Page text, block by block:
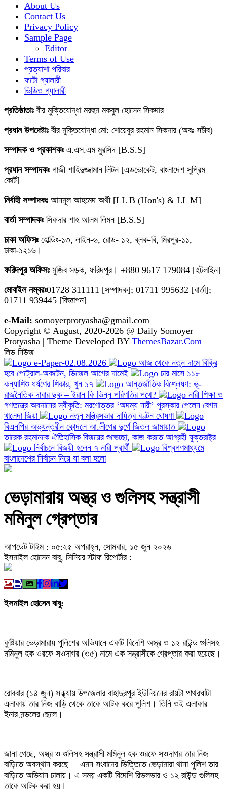
About Us
Contact Us
Privacy Policy
Sample Page
Editor
Terms of Use
প্রত্যাশা পরিবার
ফটো গ্যালারী
ভিডিও গ্যালারী
প্রতিষ্ঠাতাঃ বীর মুক্তিযোদ্ধা মরহুম মকবুল হোসেন সিকদার
প্রধান উপদেষ্টাঃ বীর মুক্তিযোদ্ধা মো: শোয়েবুর রহমান সিকদার (অবঃ সচীব)
সম্পাদক ও প্রকাশকঃ এ.এস.এম মুরসিদ [B.S.S]
প্রধান সম্পাদকঃ গাজী শাহিদুজ্জামান লিটন [এডভোকেট, বাংলাদেশ সুপ্রিম
কোর্ট]
নির্বাহী সম্পাদকঃ আনমূল আহমেদ অর্থী [LL B (Hon's) & LL M]
বার্তা সম্পাদকঃ সিকদার শাহ আলম লিমন [B.S.S]
ঢাকা অফিসঃ হোল্ডিং-১৩, লাইন-৬, রোড- ১২, ব্লক-বি, মিরপুর-১১,
ঢাকা-১২১৬।
ফরিদপুর অফিসঃ মুজিব সড়ক, ফরিদপুর। +880 9617 179084 [হটলাইন]
মোবাইল নম্বরঃ01728 311111 [সম্পাদক]; 01711 995632 [বার্তা];
01711 939445 [বিজ্ঞাপন]
e-Mail: somoyerprotyasha@gmail.com
Copyright © August, 2020-2026 @ Daily Somoyer
Protyasha | Theme Developed BY ThemesBazar.Com
লিড নিউজ
e-Paper-02.08.2026
আজ থেকে নতুন দামে বিক্রি
হবে পেট্রোল-অকটেন, ডিজেল আগের দামেই
চার মাসে ১১৮
কন্যাশিশু ধর্ষণের শিকার, খুন ১৭
আন্তর্জাতিক বিশ্লেষণ: ভূ-
রাজনৈতিক দাবার ছক – ইরান কি ভিন্ন পরিণতির পথে?
নারী শিক্ষা ও
গণতন্ত্রে অবদানের স্বীকৃতি: মরণোত্তর ‘অদম্য নারী’ পুরস্কার পেলেন বেগম
খালেদা জিয়া
নতুন মন্ত্রিসভার দায়িত্ব বণ্টন ঘোষণা
বিএনপির অভ্যন্তরীন কোন্দলে আ.লীগের দুর্গে জিতল জামায়াত
তারেক রহমানকে ঐতিহাসিক বিজয়ের শুভেচ্ছা, কাজ করতে আগ্রহী যুক্তরাষ্ট্র
নির্বাচনে বিজয়ী হলেন ৭ নারী প্রার্থী
বিশ্বগণমাধ্যমে
বাংলাদেশের নির্বাচন নিয়ে যা বলা হলো
ভেড়ামারায় অস্ত্র ও গুলিসহ সন্ত্রাসী
মমিনুল গ্রেপ্তার
আপডেট টাইম : ০৫:২৫ অপরাহ্ন, সোমবার, ১৫ জুন ২০২৬
ইসমাইল হোসেন বাবু, সিনিয়র স্টাফ রিপোর্টার :
ইসমাইল হোসেন বাবু:
কুষ্টিয়ার ভেড়ামারায় পুলিশের অভিযানে একটি বিদেশি অস্ত্র ও ১২ রাউন্ড গুলিসহ
মমিনুল হক ওরফে সওদাগর (৩৫) নামে এক সন্ত্রাসীকে গ্রেপ্তার করা হয়েছে।
রোববার (১৪ জুন) সন্ধ্যায় উপজেলার বাহাদুরপুর ইউনিয়নের রায়টা পাথরঘাটা
এলাকায় তার নিজ বাড়ি থেকে তাকে আটক করে পুলিশ। তিনি ওই এলাকার
ইনার মন্ডলের ছেলে।
জানা গেছে, অস্ত্র ও গুলিসহ সন্ত্রাসী মমিনুল হক ওরফে সওদাগর তার নিজ
বাড়িতে অবস্থান করছে— এমন সংবাদের ভিত্তিতে ভেড়ামারা থানা পুলিশ তার
বাড়িতে অভিযান চালায়। এ সময় একটি বিদেশি রিভলভার ও ১২ রাউন্ড গুলিসহ
তাকে আটক করা হয়।